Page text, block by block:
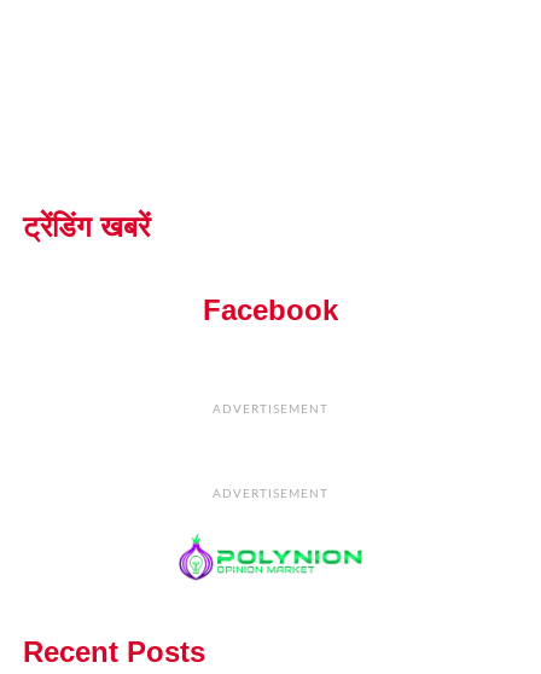
ट्रेंडिंग खबरें
Facebook
ADVERTISEMENT
ADVERTISEMENT
Recent Posts